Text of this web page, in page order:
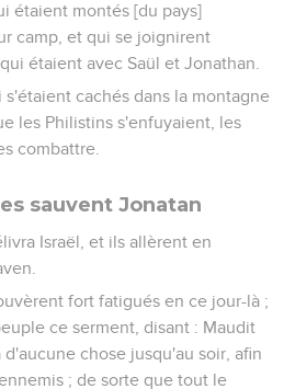
étaient montés [du pays]
camp, et qui se joignirent
étaient avec Saül et Jonathan.
s'étaient cachés dans la montagne
les Philistins s'enfuyaient, les
combattre.
sauvent Jonatan
Israël, et ils allèrent en
fort fatigués en ce jour-là ;
ce serment, disant : Maudit
chose jusqu'au soir, afin
; de sorte que tout le